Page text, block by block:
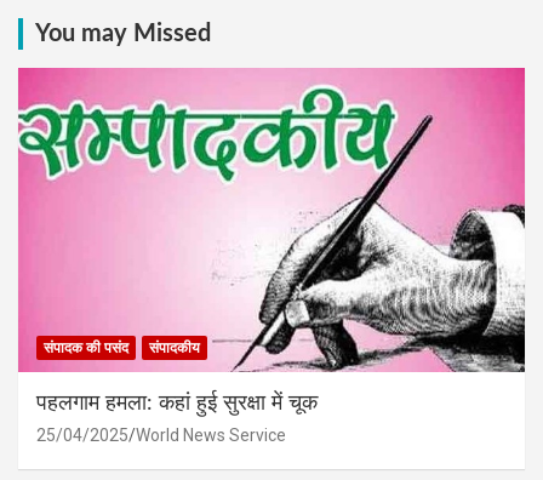
You may Missed
संपादक की पसंद संपादकीय
पहलगाम हमला: कहां हुई सुरक्षा में चूक
25/04/2025 World News Service